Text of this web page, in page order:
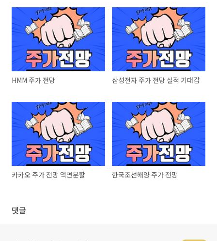
HMM 주가 전망 삼성전자 주가 전망 실적 기대감
카카오 주가 전망 액면분할 한국조선해양 주가 전망
댓글